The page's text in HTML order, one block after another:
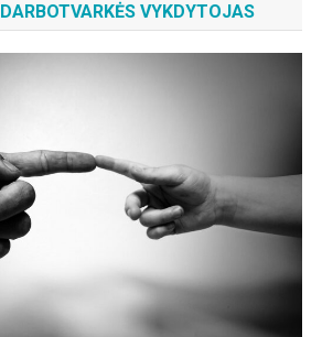
DARBOTVARKĖS VYKDYTOJAS